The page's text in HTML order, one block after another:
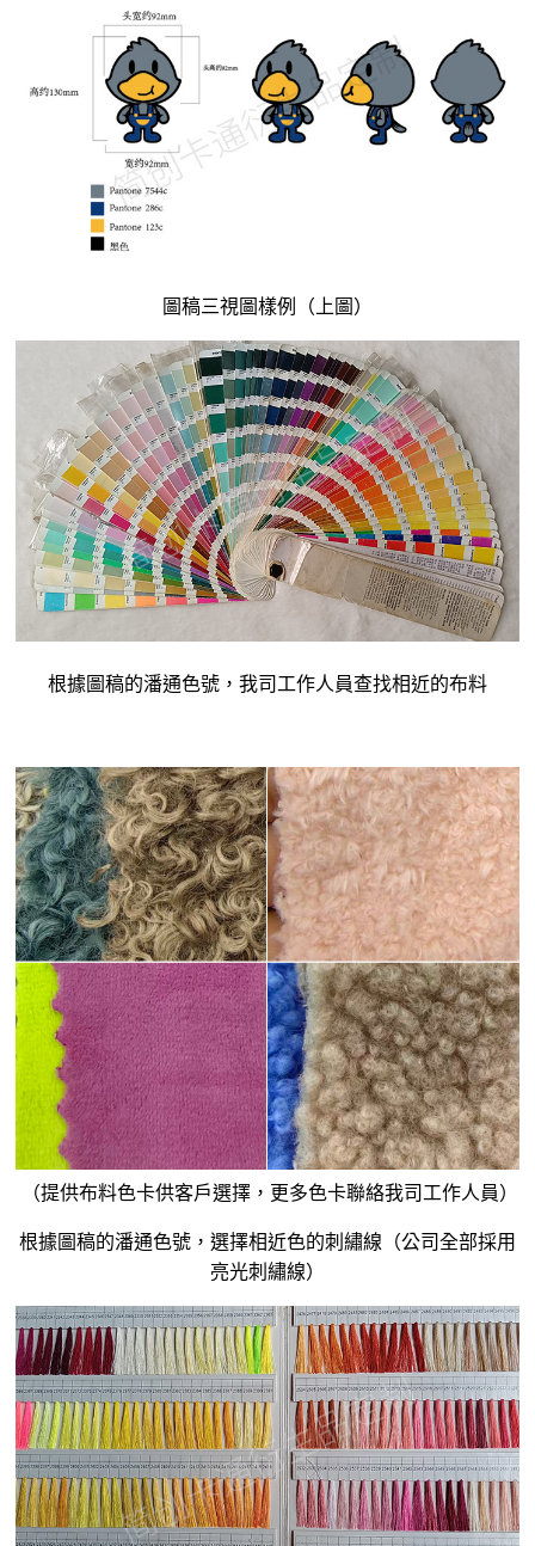
圖稿三視圖樣例（上圖）
根據圖稿的潘通色號，我司工作人員查找相近的布料
（提供布料色卡供客戶選擇，更多色卡聯絡我司工作人員）
根據圖稿的潘通色號，選擇相近色的刺繡線（公司全部採用
亮光刺繡線）